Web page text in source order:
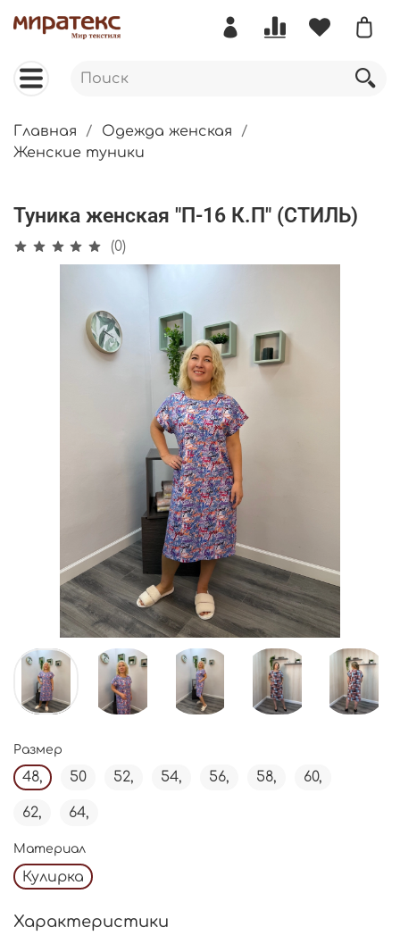
Главная
Одежда женская
Женские туники
Туника женская "П-16 К.П" (СТИЛЬ)
(0)
Размер
48, 50 52, 54, 56, 58, 60,
62, 64,
Материал
Кулирка
Характеристики